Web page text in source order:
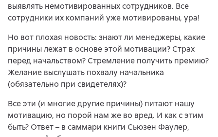
выявлять немотивированных сотрудников. Все
сотрудники их компаний уже мотивированы, ура!
Но вот плохая новость: знают ли менеджеры, какие
причины лежат в основе этой мотивации? Страх
перед начальством? Стремление получить премию?
Желание выслушать похвалу начальника
(обязательно при свидетелях)?
Все эти (и многие другие причины) питают нашу
мотивацию, но порой нам же во вред. И как с этим
быть? Ответ – в саммари книги Сьюзен Фаулер,